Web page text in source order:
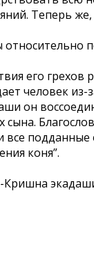
Теперь же,
его
человек
он
все
коня”.
Кришна